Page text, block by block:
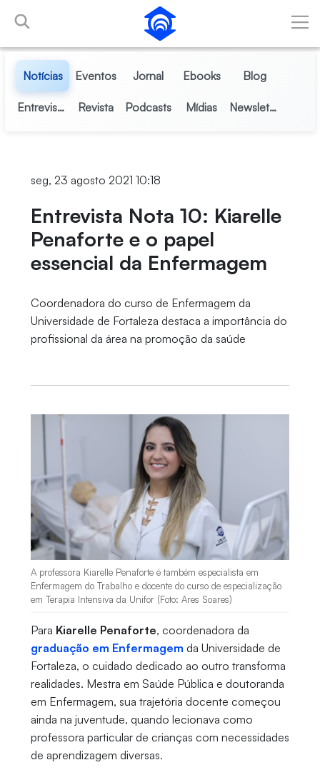
Pular para o Conteúdo principal
Notícias Eventos Jornal Ebooks Blog
Entrevistas Revista Podcasts Mídias Newsletter
seg, 23 agosto 2021 10:18
Entrevista Nota 10: Kiarelle
Penaforte e o papel
essencial da Enfermagem
Coordenadora do curso de Enfermagem da
Universidade de Fortaleza destaca a importância do
profissional da área na promoção da saúde
A professora Kiarelle Penaforte é também especialista em
Enfermagem do Trabalho e docente do curso de especialização
em Terapia Intensiva da Unifor (Foto: Ares Soares)
Para Kiarelle Penaforte, coordenadora da
graduação em Enfermagem da Universidade de
Fortaleza, o cuidado dedicado ao outro transforma
realidades. Mestra em Saúde Pública e doutoranda
em Enfermagem, sua trajetória docente começou
ainda na juventude, quando lecionava como
professora particular de crianças com necessidades
de aprendizagem diversas.